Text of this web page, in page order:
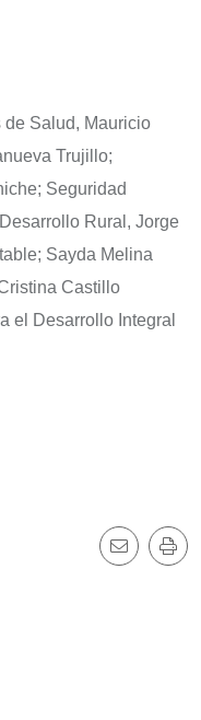
de Salud, Mauricio
Trujillo;
Seguridad
Rural, Jorge
Sayda Melina
Castillo
el Desarrollo Integral